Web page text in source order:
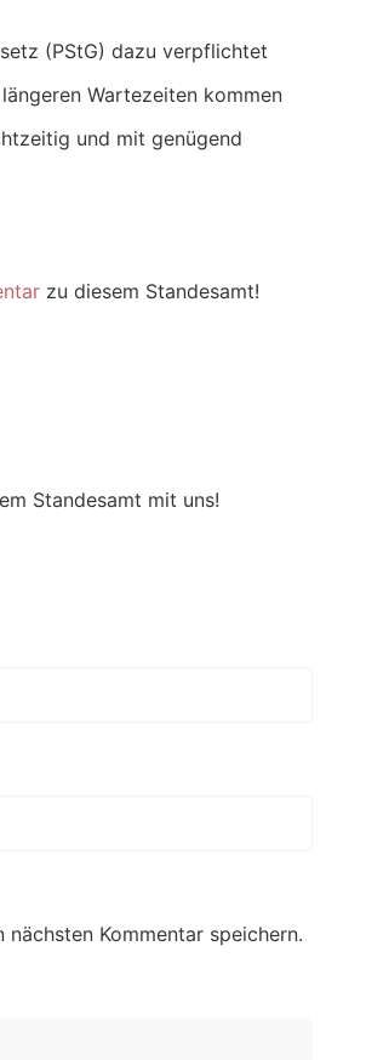
(PStG) dazu verpflichtet
Wartezeiten kommen
und mit genügend
zu diesem Standesamt!
Standesamt mit uns!
Kommentar speichern.